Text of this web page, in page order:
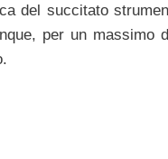
del succitato
per un massimo